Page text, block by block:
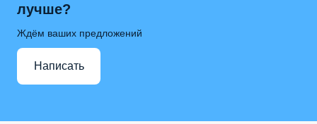
лучше?
Ждём ваших предложений
Написать